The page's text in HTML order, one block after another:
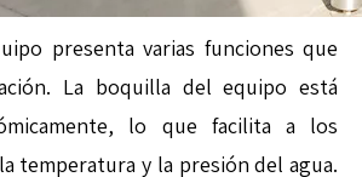
presenta varias funciones que
La boquilla del equipo está
lo que facilita a los
temperatura y la presión del agua.